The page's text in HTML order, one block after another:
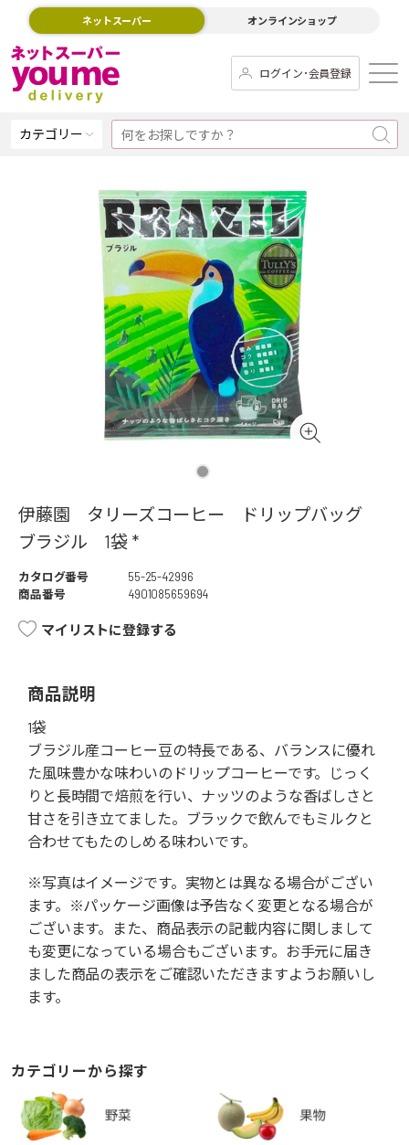
ネットスーパー オンラインショップ
ログイン･会員登録
カテゴリー
伊藤園 タリーズコーヒー ドリップバッグ
ブラジル 1袋 *
カタログ番号
55-25-42996
商品番号
4901085659694
マイリストに登録する
商品説明
1袋
ブラジル産コーヒー豆の特長である、バランスに優れ
た風味豊かな味わいのドリップコーヒーです。じっく
りと長時間で焙煎を行い、ナッツのような香ばしさと
甘さを引き立てました。ブラックで飲んでもミルクと
合わせてもたのしめる味わいです。
※写真はイメージです。実物とは異なる場合がござい
ます。※パッケージ画像は予告なく変更となる場合が
ございます。また、商品表示の記載内容に関しまして
も変更になっている場合もございます。お手元に届き
ました商品の表示をご確認いただきますようお願いし
ます。
カテゴリーから探す